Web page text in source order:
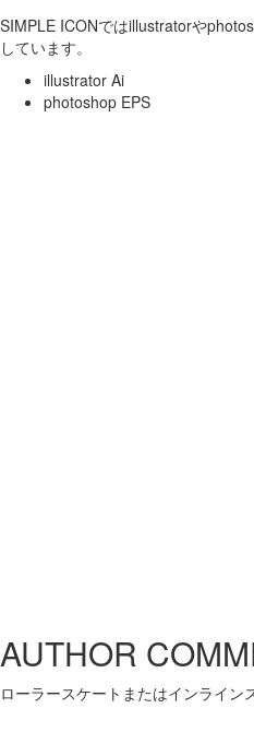
SIMPLE ICONではillustratorや
しています。
illustrator Ai
photoshop EPS
AUTHOR
ローラースケートまたはインライン